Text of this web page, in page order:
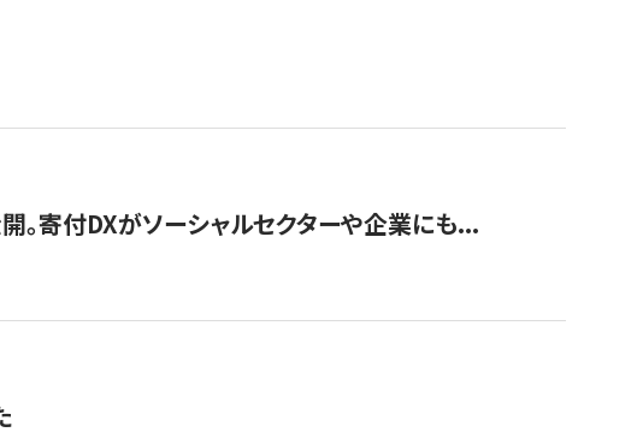
。寄付DXがソーシャルセクターや企業にも...